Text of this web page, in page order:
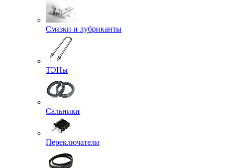
Смазки и лубриканты
ТЭНы
Сальники
Переключатели